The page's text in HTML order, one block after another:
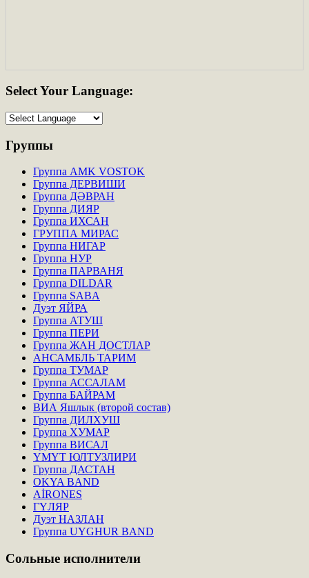
SelectYour Language:
Группы
Группа AMK VOSTOK
Группа ДЕРВИШИ
Группа ДӘВРАН
Группа ДИЯР
Группа ИХСАН
ГРУППА МИРАС
Группа НИГАР
Группа НУР
Группа ПАРВАНЯ
Группа DILDAR
Группа SABA
Дуэт ЯЙРА
Группа АТУШ
Группа ПЕРИ
Группа ЖАН ДОСТЛАР
АНСАМБЛЬ ТАРИМ
Группа ТУМАР
Группа АССАЛАМ
Группа БАЙРАМ
ВИА Яшлык (второй состав)
Группа ДИЛХУШ
Группа ХУМАР
Группа ВИСАЛ
ҮМҮТ ЮЛТУЗЛИРИ
Группа ДАСТАН
OKYA BAND
AİRONES
ГҮЛЯР
Дуэт НАЗЛАН
Группа UYGHUR BAND
Сольные исполнители